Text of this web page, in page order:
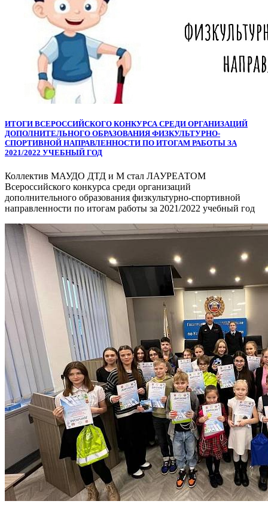
ИТОГИ ВСЕРОССИЙСКОГО КОНКУРСА СРЕДИ ОРГАНИЗАЦИЙ
ДОПОЛНИТЕЛЬНОГО ОБРАЗОВАНИЯ ФИЗКУЛЬТУРНО-
СПОРТИВНОЙ НАПРАВЛЕННОСТИ ПО ИТОГАМ РАБОТЫ ЗА
2021/2022 УЧЕБНЫЙ ГОД
Коллектив МАУДО ДТД и М стал ЛАУРЕАТОМ
Всероссийского конкурса среди организаций
дополнительного образования физкультурно-спортивной
направленности по итогам работы за 2021/2022 учебный год